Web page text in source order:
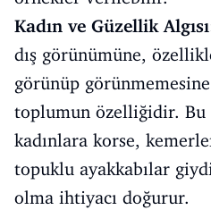
Kadın ve Güzellik
dış görünümüne,
görünüp görünmemesine
toplumun özelliğidir. Bu
kadınlara korse,
topuklu ayakkabılar
olma ihtiyacı doğurur.